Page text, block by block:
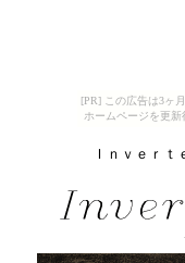
[PR] この広告は3ヶ
ホームページを更
Ｉｎｖｅｒ